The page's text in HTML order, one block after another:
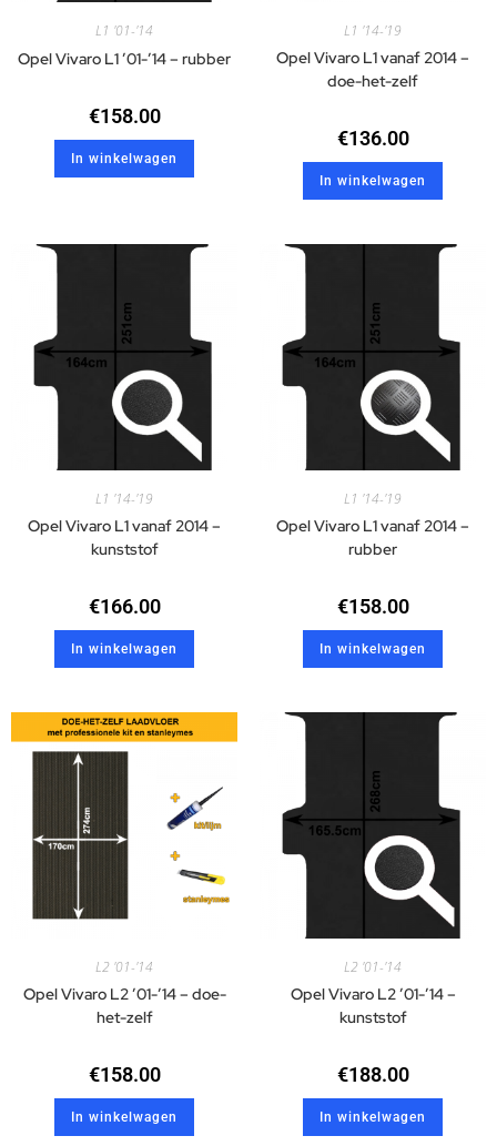
L1 '01-'14
Opel Vivaro L1 ’01-’14 – rubber
€158.00
In winkelwagen
L1 '14-'19
Opel Vivaro L1 vanaf 2014 –
doe-het-zelf
€136.00
In winkelwagen
L1 '14-'19
Opel Vivaro L1 vanaf 2014 –
kunststof
€166.00
In winkelwagen
L1 '14-'19
Opel Vivaro L1 vanaf 2014 –
rubber
€158.00
In winkelwagen
L2 '01-'14
Opel Vivaro L2 ’01-’14 – doe-
het-zelf
€158.00
In winkelwagen
L2 '01-'14
Opel Vivaro L2 ’01-’14 –
kunststof
€188.00
In winkelwagen